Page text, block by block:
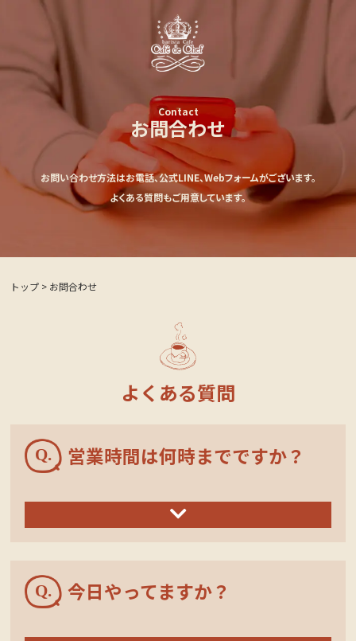
Contact
お問合わせ
お問い合わせ方法はお電話、公式LINE、Webフォームがございます。
よくある質問もご用意しています。
トップ > お問合わせ
よくある質問
営業時間は何時までですか？
今日やってますか？
定休日カレンダー